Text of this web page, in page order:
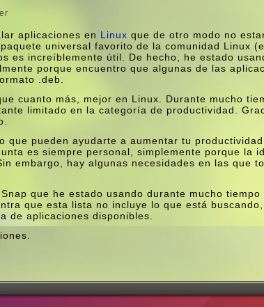
aplicaciones en Linux que de otro modo no
universal favorito de la comunidad Linux
es increíblemente útil. De hecho, he estado
porque encuentro que algunas de las
.deb.
cuanto más, mejor en Linux. Durante mucho
limitado en la categoría de productividad.
que pueden ayudarte a aumentar tu
es siempre personal, simplemente porque la
embargo, hay algunas necesidades en las que
que he estado usando durante mucho
que esta lista no incluye lo que está
de aplicaciones disponibles.